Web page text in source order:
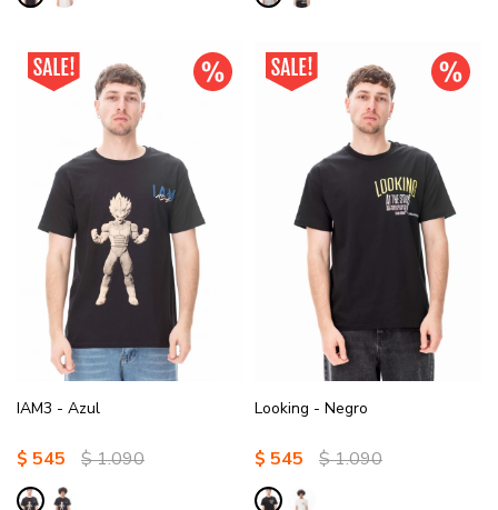
IAM3 - Azul
$ 545 $1.090
Looking - Negro
$ 545 $1.090